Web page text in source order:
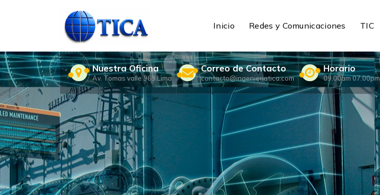
Inicio Redes y Comunicaciones TIC
Nuestra Oficina
Av. Tomas valle 969 Lima
Correo de Contacto
contacto@ingenieriatica.com
Horario
09.00am 07.00pm